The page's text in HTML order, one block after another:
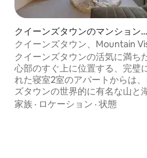
クイーンズタウンのマンション・
アパート
クイーンズタウン、Mountain
クイーンズタウンの活気に満ち
心部のすぐ上に位置する、完璧
れた寝室2室のアパートからは
ズタウンの世界的に有名な山と
のむような景色を眺めることが
家族 · ロケーション · 状態